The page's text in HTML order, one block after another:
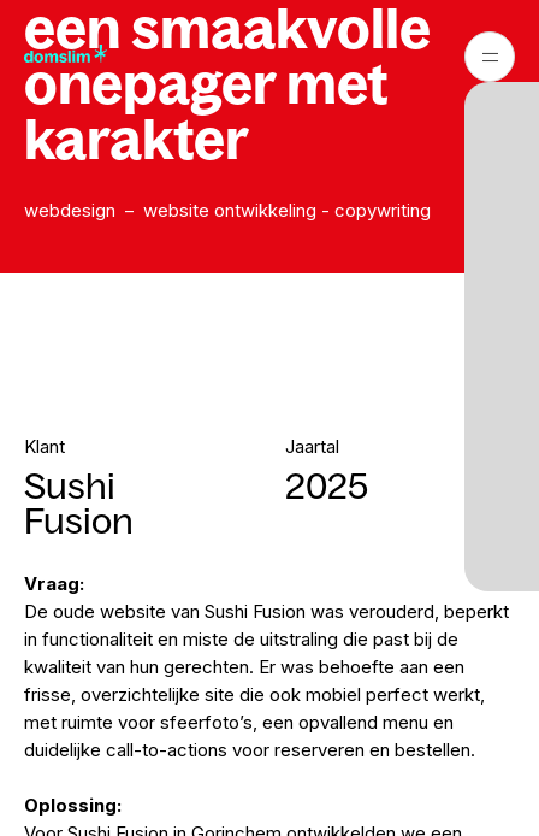
een smaakvolle
onepager met
karakter
webdesign – website ontwikkeling - copywriting
Klant
Sushi
Fusion
Jaartal
2025
Vraag:
De oude website van Sushi Fusion was verouderd, beperkt
in functionaliteit en miste de uitstraling die past bij de
kwaliteit van hun gerechten. Er was behoefte aan een
frisse, overzichtelijke site die ook mobiel perfect werkt,
met ruimte voor sfeerfoto’s, een opvallend menu en
duidelijke call-to-actions voor reserveren en bestellen.
Oplossing: